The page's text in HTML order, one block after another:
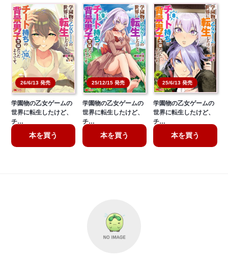
26/6/13 発売
学園物の乙女ゲームの
世界に転生したけど、
チ…
本を買う
25/12/15 発売
学園物の乙女ゲームの
世界に転生したけど、
チ…
本を買う
25/6/13 発売
学園物の乙女ゲームの
世界に転生したけど、
チ…
本を買う